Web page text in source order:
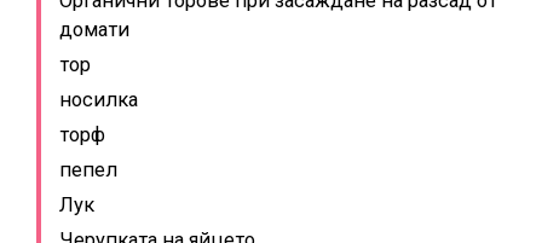
домати
тор
носилка
торф
пепел
Лук